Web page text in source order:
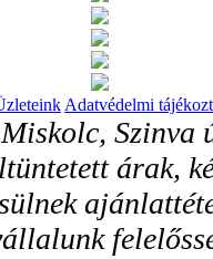
Adatvédelmi
árak,